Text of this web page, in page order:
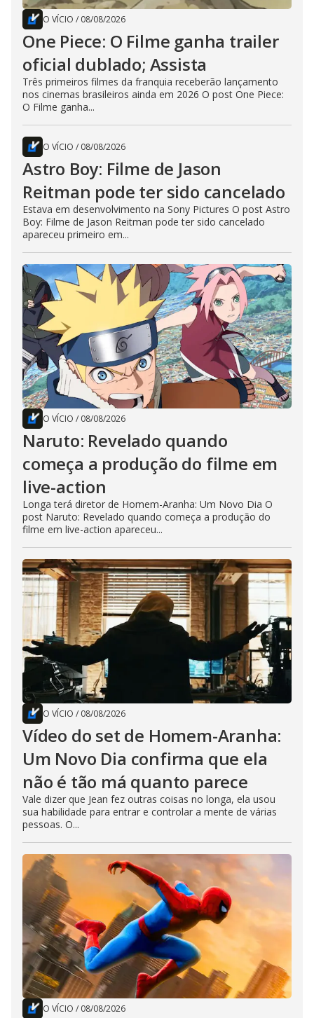
O VÍCIO / 08/08/2026
One Piece: O Filme ganha trailer
oficial dublado; Assista
Três primeiros filmes da franquia receberão lançamento
nos cinemas brasileiros ainda em 2026 O post One Piece:
O Filme ganha...
O VÍCIO / 08/08/2026
Astro Boy: Filme de Jason
Reitman pode ter sido cancelado
Estava em desenvolvimento na Sony Pictures O post Astro
Boy: Filme de Jason Reitman pode ter sido cancelado
apareceu primeiro em...
O VÍCIO / 08/08/2026
Naruto: Revelado quando
começa a produção do filme em
live-action
Longa terá diretor de Homem-Aranha: Um Novo Dia O
post Naruto: Revelado quando começa a produção do
filme em live-action apareceu...
O VÍCIO / 08/08/2026
Vídeo do set de Homem-Aranha:
Um Novo Dia confirma que ela
não é tão má quanto parece
Vale dizer que Jean fez outras coisas no longa, ela usou
sua habilidade para entrar e controlar a mente de várias
pessoas. O...
O VÍCIO / 08/08/2026